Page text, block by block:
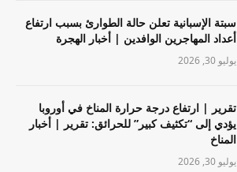
سبتة الإسبانية تعلن حالة الطوارئ بسبب ارتفاع
أعداد المهاجرين الوافدين | أخبار الهجرة
يوليو 30, 2026
تقرير | ارتفاع درجة حرارة المناخ في أوروبا
يؤدي إلى “تكثيف كبير” للحرائق: تقرير | أخبار
المناخ
يوليو 30, 2026